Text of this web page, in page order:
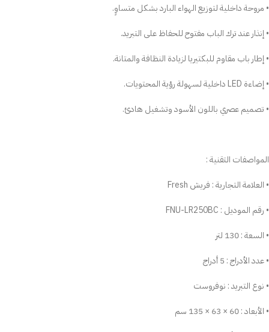
• مروحة داخلية لتوزيع الهواء البارد بشكل متساوٍ.
• إنذار عند ترك الباب مفتوح للحفاظ على التبريد.
• إطار باب مقاوم للبكتيريا لزيادة النظافة والمتانة.
• إضاءة LED داخلية لسهولة رؤية المحتويات.
• تصميم عصري باللون الأسود وتشغيل هادئ.
المواصفات التقنية :
• العلامة التجارية : فريش Fresh
• رقم الموديل : FNU-LR250BC
• السعة : 130 لتر
• عدد الأدراج : 5 أدراج
• نوع التبريد : نوفروست
• الأبعاد : 60 × 63 × 135 سم